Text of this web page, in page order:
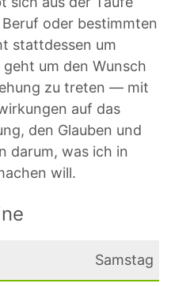
oder bestimmten
stattdessen um
um den Wunsch
zu treten — mit
auf das
den Glauben und
darum, was ich in
will.
Samstag